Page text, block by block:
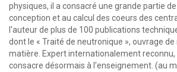
physiques, il a consacré une grande partie
conception et au calcul des coeurs des
l'auteur de plus de 100 publications
dont le « Traité de neutronique », ouvrage
matière. Expert internationalement reconnu,
consacre désormais à l'enseignement. (au